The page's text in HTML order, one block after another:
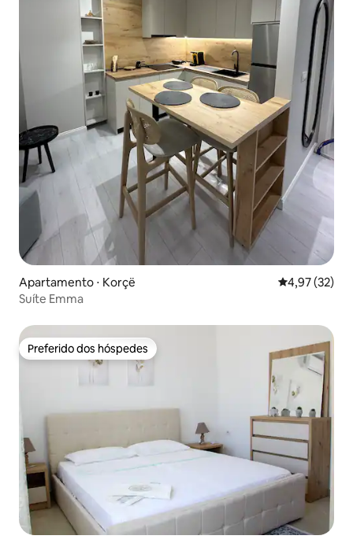
Apartamento ⋅ Korçë 4,97 de uma
4,97 (32)
Suíte Emma
Preferido dos hóspedes
Preferido dos hóspedes